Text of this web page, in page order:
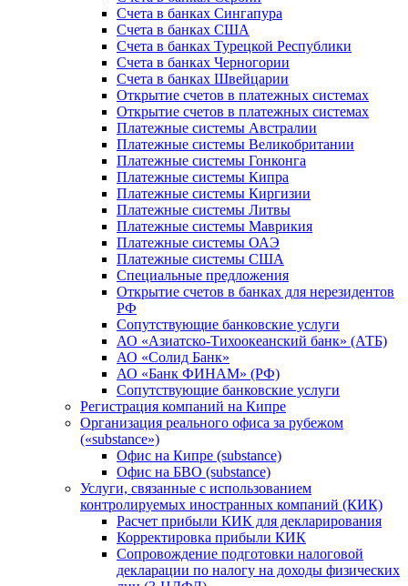
Счета в банках Сингапура
Счета в банках США
Счета в банках Турецкой Республики
Счета в банках Черногории
Счета в банках Швейцарии
Открытие счетов в платежных системах
Открытие счетов в платежных системах
Платежные системы Австралии
Платежные системы Великобритании
Платежные системы Гонконга
Платежные системы Кипра
Платежные системы Киргизии
Платежные системы Литвы
Платежные системы Маврикия
Платежные системы ОАЭ
Платежные системы США
Специальные предложения
Открытие счетов в банках для нерезидентов
РФ
Сопутствующие банковские услуги
АО «Азиатско-Тихоокеанский банк» (АТБ)
АО «Солид Банк»
АО «Банк ФИНАМ» (РФ)
Сопутствующие банковские услуги
Регистрация компаний на Кипре
Организация реального офиса за рубежом
(«substance»)
Офис на Кипре (substance)
Офис на БВО (substance)
Услуги, связанные с использованием
контролируемых иностранных компаний (КИК)
Расчет прибыли КИК для декларирования
Корректировка прибыли КИК
Сопровождение подготовки налоговой
декларации по налогу на доходы физических